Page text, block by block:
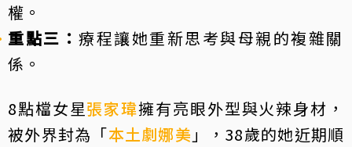
權。
重點三：療程讓她重新思考與母親的複雜關
係。
8點檔女星張家瑋擁有亮眼外型與火辣身材，
被外界封為「本土劇娜美 」，38歲的她近期順